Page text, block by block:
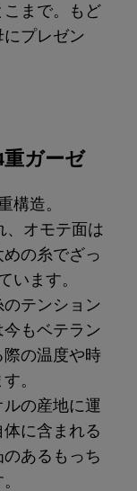
こまで。もど
プレゼン
重ガーゼ
構造。
、オモテ面は
の糸でざっ
います。
テンション
今もベテラン
の温度や時
。
の産地に運
に含まれる
あるもっち